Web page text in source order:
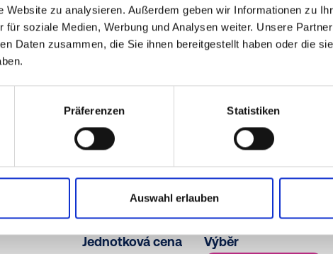
Website zu analysieren. Außerdem geben wir Informationen zu
für soziale Medien, Werbung und Analysen weiter. Unsere
Daten zusammen, die Sie ihnen bereitgestellt haben oder die
Präferenzen Statistiken
Auswahl erlauben
zdarma
Ukázka Koupit
PE / PE-LD, žlutá
Jednotková cena
zdarma
Výběr
Ukázka
LD, žlutá
Jednotková cena
Výběr